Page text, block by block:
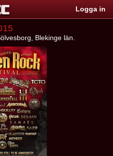
Logga in
Blekinge län.